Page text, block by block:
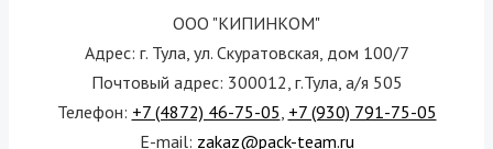
ООО "КИПИНКОМ"
Адрес: г. Тула, ул. Скуратовская, дом 100/7
Почтовый адрес: 300012, г.Тула, а/я 505
Телефон: +7 (4872) 46-75-05, +7 (930) 791-75-05
E-mail: zakaz@pack-team.ru